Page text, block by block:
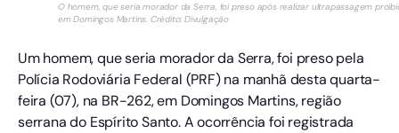
O homem, que seria morador da Serra, foi preso após realizar ultrapassagem
em Domingos Martins. Crédito: Divulgação
Um homem, que seria morador da Serra, foi preso pela
Polícia Rodoviária Federal (PRF) na manhã desta quarta-
feira (07), na BR-262, em Domingos Martins, região
serrana do Espírito Santo. A ocorrência foi registrada